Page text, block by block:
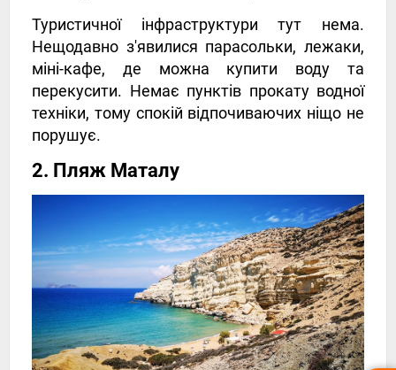
Туристичної інфраструктури тут нема.
Нещодавно з'явилися парасольки, лежаки,
міні-кафе, де можна купити воду та
перекусити. Немає пунктів прокату водної
техніки, тому спокій відпочиваючих ніщо не
порушує.
2. Пляж Маталу